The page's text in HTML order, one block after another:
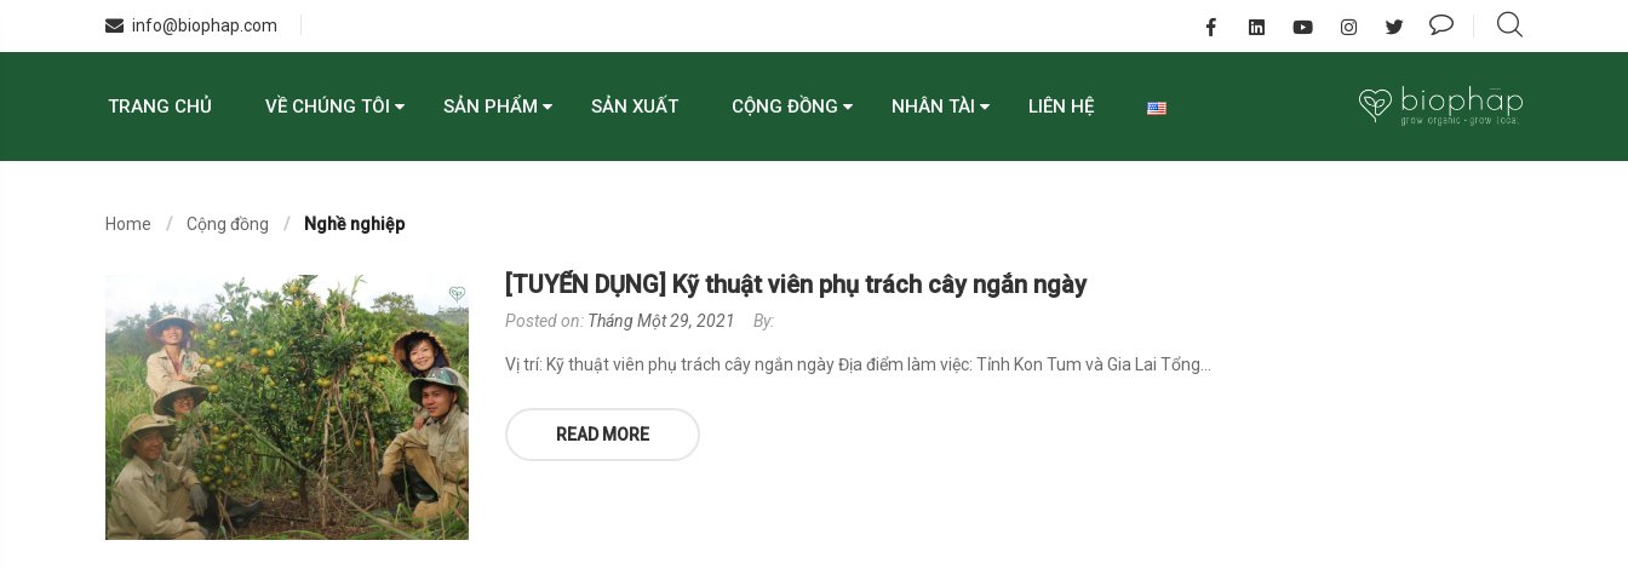
info@biophap.com
TRANG CHỦ VỀ CHÚNG TÔI SẢN PHẨM SẢN XUẤT CỘNG ĐỒNG NHÂN TÀI LIÊN HỆ
Home Cộng đồng Nghề nghiệp
[TUYỂN DỤNG] Kỹ thuật viên phụ trách cây ngắn ngày
Posted on: Tháng Một 29, 2021 By:
Vị trí: Kỹ thuật viên phụ trách cây ngắn ngày Địa điểm làm việc: Tỉnh Kon Tum và Gia Lai Tổng...
READ MORE